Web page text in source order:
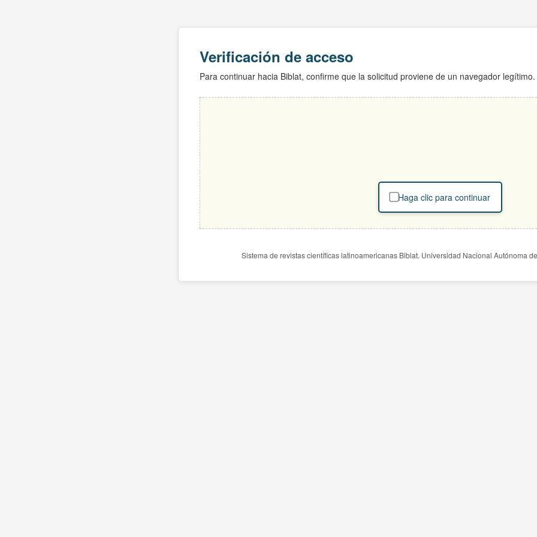
Verificación de acceso
Para continuar hacia Biblat, confirme que la solicitud proviene de un navegador legítimo.
Haga clic para continuar
Sistema de revistas científicas latinoamericanas Biblat. Universidad Nacional Autónoma